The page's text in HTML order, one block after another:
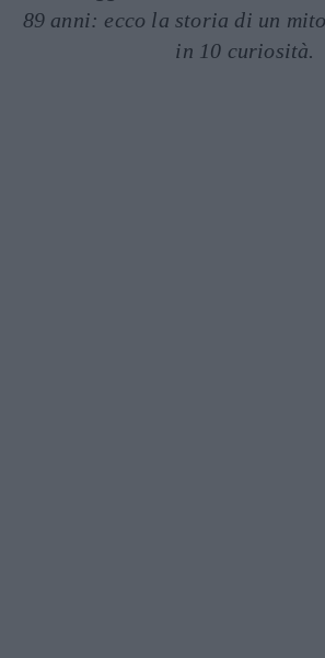
89 anni: ecco la storia di un
in 10 curiosità.